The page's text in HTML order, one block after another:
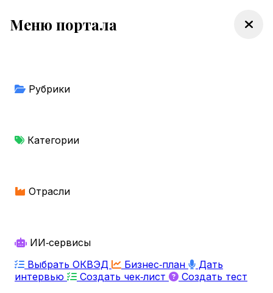
Меню портала
Рубрики
Категории
Отрасли
ИИ‑сервисы
Выбрать ОКВЭД
Бизнес‑план
Дать
интервью
Создать чек‑лист Создать тест